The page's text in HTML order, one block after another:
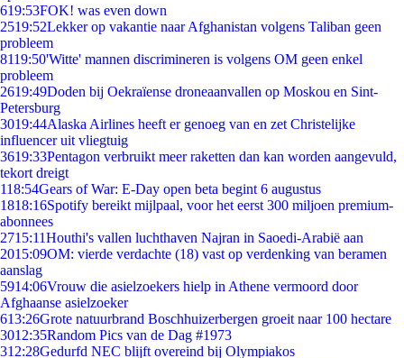
619:53FOK! was even down
2519:52Lekker op vakantie naar Afghanistan volgens Taliban geen
probleem
8119:50'Witte' mannen discrimineren is volgens OM geen enkel
probleem
2619:49Doden bij Oekraïense droneaanvallen op Moskou en Sint-
Petersburg
3019:44Alaska Airlines heeft er genoeg van en zet Christelijke
influencer uit vliegtuig
3619:33Pentagon verbruikt meer raketten dan kan worden aangevuld,
tekort dreigt
118:54Gears of War: E-Day open beta begint 6 augustus
1818:16Spotify bereikt mijlpaal, voor het eerst 300 miljoen premium-
abonnees
2715:11Houthi's vallen luchthaven Najran in Saoedi-Arabië aan
2015:09OM: vierde verdachte (18) vast op verdenking van beramen
aanslag
5914:06Vrouw die asielzoekers hielp in Athene vermoord door
Afghaanse asielzoeker
613:26Grote natuurbrand Boschhuizerbergen groeit naar 100 hectare
3012:35Random Pics van de Dag #1973
312:28Gedurfd NEC blijft overeind bij Olympiakos